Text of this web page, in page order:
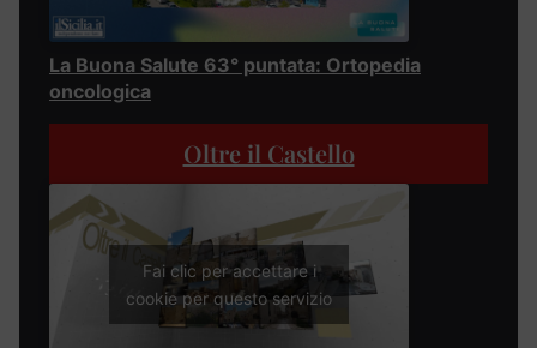
La Buona Salute 63° puntata: Ortopedia
oncologica
Oltre il Castello
Fai clic per accettare i
cookie per questo servizio